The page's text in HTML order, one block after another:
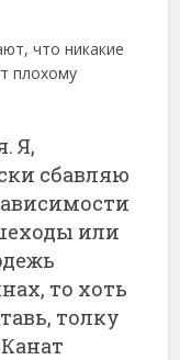
что никакие
плохому
Я,
сбавляю
или
то хоть
толку